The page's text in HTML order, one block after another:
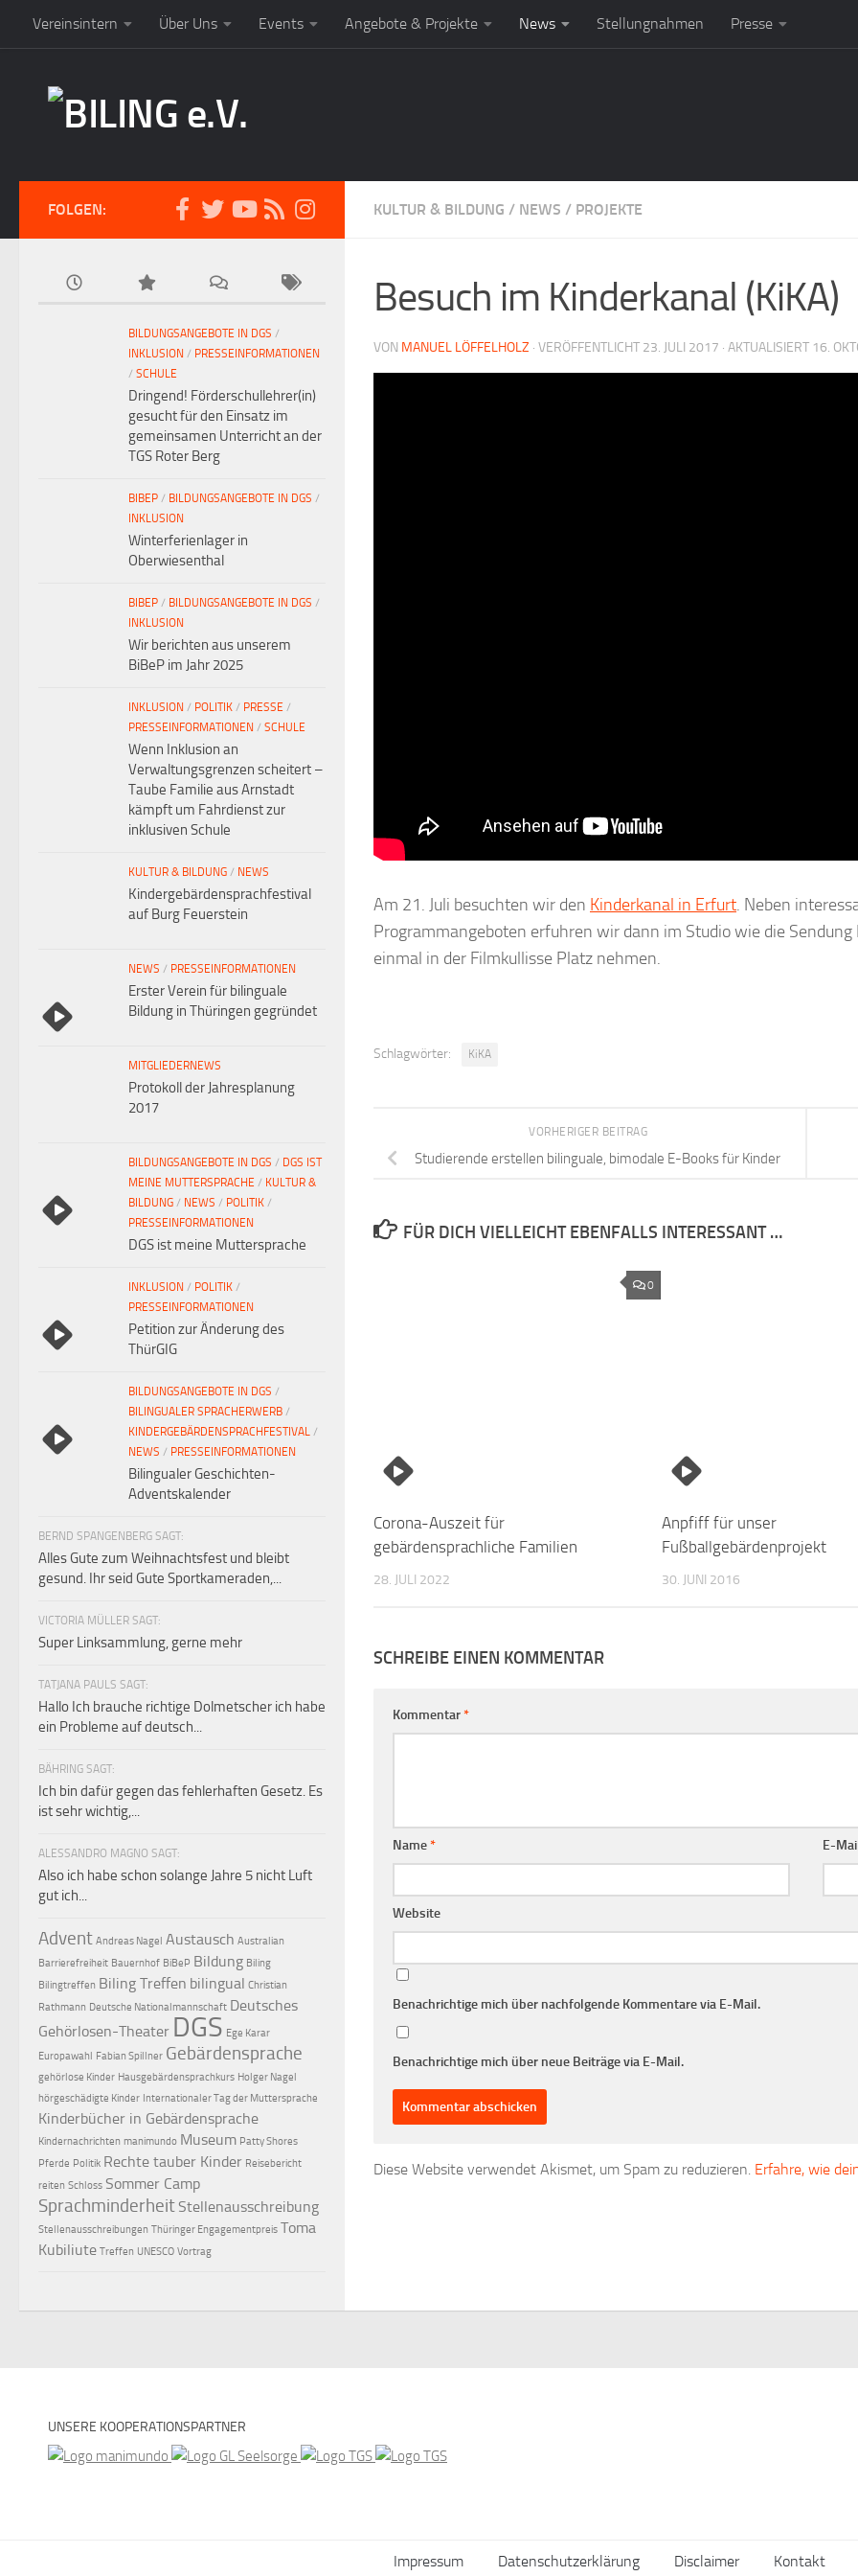
Vereinsintern Über Uns Events Angebote & Projekte News Stellungnahmen Presse
KULTUR & BILDUNG / NEWS / PROJEKTE
Besuch im Kinderkanal (KiKA)
VON MANUEL LÖFFELHOLZ · VERÖFFENTLICHT 23. JULI 2017 · AKTUALISIERT 16.
Am 21. Juli besuchten wir den Kinderkanal in Erfurt. Neben
Programmangeboten erfuhren wir dann im Studio wie die
einmal in der Filmkullisse Platz nehmen.
Schlagwörter: KiKA
VORHERIGER BEITRAG
Studierende erstellen bi­lin­gua­le, bi­mo­da­le E-​Books für Kinder
FÜR DICH VIELLEICHT EBENFALLS INTERESSANT …
0
Corona-Auszeit für
gebärdensprachliche Familien
28. JULI 2022
Anpfiff für unser
Fußballgebärdenprojekt
30. JUNI 2016
SCHREIBE EINEN KOMMENTAR
Kommentar*
Name* E-
Website
Benachrichtige mich über nachfolgende Kommentare via E-Mail.
Benachrichtige mich über neue Beiträge via E-Mail.
Diese Website verwendet Akismet, um Spam zu reduzieren. Erfahre, wie
FOLGEN:
BILDUNGSANGEBOTE IN DGS /
INKLUSION / PRESSEINFORMATIONEN
/ SCHULE
Dringend! Förderschullehrer(in)
gesucht für den Einsatz im
gemeinsamen Unterricht an der
TGS Roter Berg
BIBEP / BILDUNGSANGEBOTE IN DGS /
INKLUSION
Winterferienlager in
Oberwiesenthal
BIBEP / BILDUNGSANGEBOTE IN DGS /
INKLUSION
Wir berichten aus unserem
BiBeP im Jahr 2025
INKLUSION / POLITIK / PRESSE /
PRESSEINFORMATIONEN / SCHULE
Wenn Inklusion an
Verwaltungsgrenzen scheitert –
Taube Familie aus Arnstadt
kämpft um Fahrdienst zur
inklusiven Schule
KULTUR & BILDUNG / NEWS
Kindergebärdensprachfestival
auf Burg Feuerstein
NEWS / PRESSEINFORMATIONEN
Erster Verein für bilinguale
Bildung in Thüringen gegründet
MITGLIEDERNEWS
Protokoll der Jahresplanung
2017
BILDUNGSANGEBOTE IN DGS / DGS IST
MEINE MUTTERSPRACHE / KULTUR &
BILDUNG / NEWS / POLITIK /
PRESSEINFORMATIONEN
DGS ist meine Muttersprache
INKLUSION / POLITIK /
PRESSEINFORMATIONEN
Petition zur Änderung des
ThürGIG
BILDUNGSANGEBOTE IN DGS /
BILINGUALER SPRACHERWERB /
KINDERGEBÄRDENSPRACHFESTIVAL /
NEWS / PRESSEINFORMATIONEN
Bilingualer Geschichten-
Adventskalender
BERND SPANGENBERG SAGT:
Alles Gute zum Weihnachtsfest und bleibt
gesund. Ihr seid Gute Sportkameraden,...
VICTORIA MÜLLER SAGT:
Super Linksammlung, gerne mehr
TATJANA PAULS SAGT:
Hallo Ich brauche richtige Dolmetscher ich habe
ein Probleme auf deutsch...
BÄHRING SAGT:
Ich bin dafür gegen das fehlerhaften Gesetz. Es
ist sehr wichtig,...
ALESSANDRO MAGNO SAGT:
Also ich habe schon solange Jahre 5 nicht Luft
gut ich...
Advent Andreas Nagel Austausch Australian
Barrierefreiheit Bauernhof BiBeP Bildung Biling
Bilingtreffen Biling Treffen bilingual Christian
Rathmann Deutsche Nationalmannschaft Deutsches
Gehörlosen-Theater DGS Ege Karar
Europawahl Fabian Spillner Gebärdensprache
gehörlose Kinder Hausgebärdensprachkurs Holger Nagel
hörgeschädigte Kinder Internationaler Tag der Muttersprache
Kinderbücher in Gebärdensprache
Kindernachrichten manimundo Museum Patty Shores
Pferde Politik Rechte tauber Kinder Reisebericht
reiten Schloss Sommer Camp
Sprachminderheit Stellenausschreibung
Stellenausschreibungen Thüringer Engagementpreis Toma
Kubiliute Treffen UNESCO Vortrag
UNSERE KOOPERATIONSPARTNER
Impressum Datenschutzerklärung Disclaimer Kontakt